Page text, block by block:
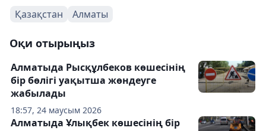
Қазақстан Алматы
Оқи отырыңыз
18:57, 24 маусым 2026
Алматыда Рысқұлбеков көшесінің
бір бөлігі уақытша жөндеуге
жабылады
Алматыда Ұлықбек көшесінің бір